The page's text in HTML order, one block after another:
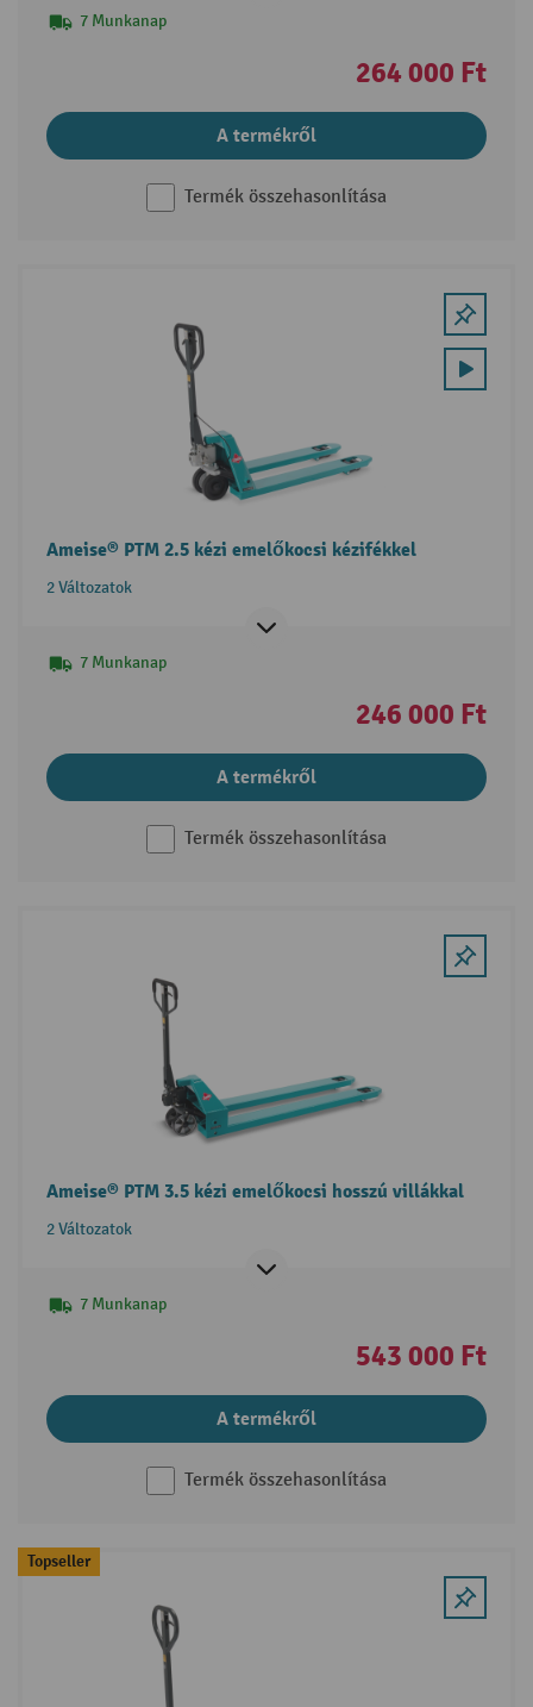
7 Munkanap
264 000 Ft
A termékről
Termék összehasonlítása
Ameise® PTM 2.5 kézi emelőkocsi kézifékkel
2 Változatok
7 Munkanap
246 000 Ft
A termékről
Termék összehasonlítása
Ameise® PTM 3.5 kézi emelőkocsi hosszú villákkal
2 Változatok
7 Munkanap
543 000 Ft
A termékről
Termék összehasonlítása
Topseller